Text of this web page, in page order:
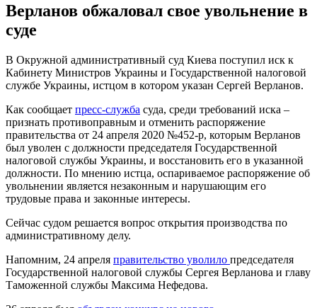
Верланов обжаловал свое увольнение в
суде
В Окружной административный суд Киева поступил иск к
Кабинету Министров Украины и Государственной налоговой
службе Украины, истцом в котором указан Сергей Верланов.
Как сообщает пресс-служба суда, среди требований иска –
признать противоправным и отменить распоряжение
правительства от 24 апреля 2020 №452-р, которым Верланов
был уволен с должности председателя Государственной
налоговой службы Украины, и восстановить его в указанной
должности. По мнению истца, оспариваемое распоряжение об
увольнении является незаконным и нарушающим его
трудовые права и законные интересы.
Сейчас судом решается вопрос открытия производства по
административному делу.
Напомним, 24 апреля правительство уволило председателя
Государственной налоговой службы Сергея Верланова и главу
Таможенной службы Максима Нефедова.